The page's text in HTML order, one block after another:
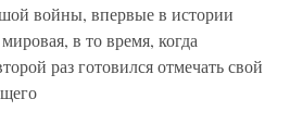
войны, впервые в истории
в то время, когда
раз готовился отмечать свой